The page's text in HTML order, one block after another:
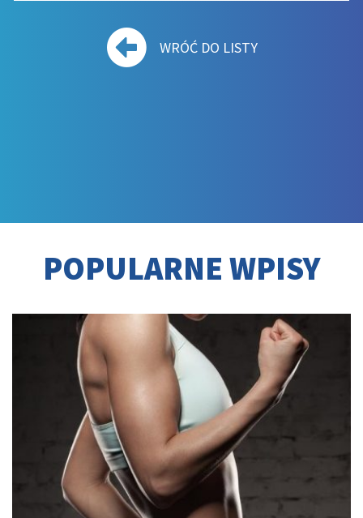
WRÓĆ DO LISTY
POPULARNE WPISY